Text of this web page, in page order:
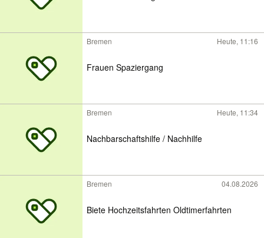
Bremen Heute, 11:16
Frauen Spaziergang
Bremen Heute, 11:34
Nachbarschaftshilfe / Nachhilfe
Bremen 04.08.2026
Biete Hochzeitsfahrten Oldtimerfahrten